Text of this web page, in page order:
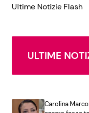
Ultime Notizie Flash
ULTIME
Carolina